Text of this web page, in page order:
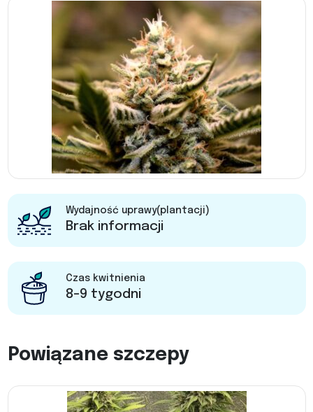
Wydajność uprawy(plantacji)
Brak informacji
Czas kwitnienia
8-9 tygodni
Powiązane szczepy